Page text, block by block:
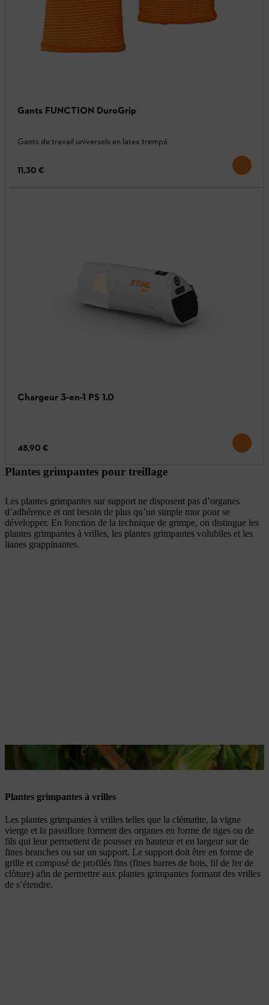
Gants FUNCTION DuroGrip
Gants de travail universels en latex trempé
11,30 €
Chargeur 3-en-1 PS 1.0
48,90 €
Plantes grimpantes pour treillage
Les plantes grimpantes sur support ne disposent pas d’organes
d’adhérence et ont besoin de plus qu’un simple mur pour se
développer. En fonction de la technique de grimpe, on distingue les
plantes grimpantes à vrilles, les plantes grimpantes volubiles et les
lianes grappinantes.
Les passiflores sont de somptueuses plantes grimpantes.
Plantes grimpantes à vrilles
Les plantes grimpantes à vrilles telles que la clématite, la vigne
vierge et la passiflore forment des organes en forme de tiges ou de
fils qui leur permettent de pousser en hauteur et en largeur sur de
fines branches ou sur un support. Le support doit être en forme de
grille et composé de profilés fins (fines barres de bois, fil de fer de
clôture) afin de permettre aux plantes grimpantes formant des vrilles
de s’étendre.